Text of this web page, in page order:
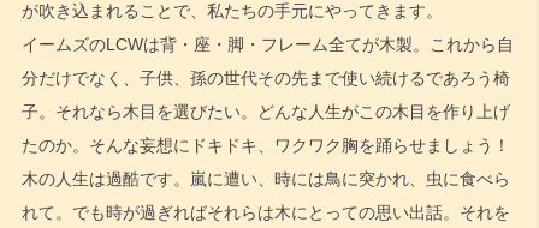
が吹き込まれることで、私たちの手元にやってきます。
イームズのLCWは背・座・脚・フレーム全てが木製。これから自
分だけでなく、子供、孫の世代その先まで使い続けるであろう椅
子。それなら木目を選びたい。どんな人生がこの木目を作り上げ
たのか。そんな妄想にドキドキ、ワクワク胸を踊らせましょう！
木の人生は過酷です。嵐に遭い、時には鳥に突かれ、虫に食べら
れて。でも時が過ぎればそれらは木にとっての思い出話。それを